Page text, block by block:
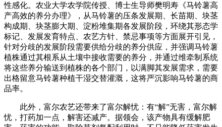
性感化。农业大学农学院传授、博士生导师樊明寿《马铃薯高
产高效的养分办理》，从马铃薯的压条发展期、长苗期、块茎
构成期、块茎膨大期、淀粉堆集期各发展阶段，环绕其形态学
标记、发展发育特点、农艺方针、禁忌事项等方面展开引见，
针对分歧的发展阶段需要供给分歧的养分供应，并强调马铃薯
植株通过其根系从土壤中接收需要的养分，并通过维牵制系统
将这些养分输送到植株的各个部门，以满脚其发展需求，需要
出格留意马铃薯种植干湿交替灌溉，这将严沉影响马铃薯的商
品率。
此外，富尔农艺还带来了富尔解忧：有“解”无害，富尔解
忧，打药加一点，解害还减产。据领会，该产物具有缓解肥